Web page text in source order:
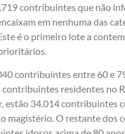
contribuintes que não
em nenhuma das
é o primeiro lote a
contribuintes entre 60 e
residentes no
estão 34.014 contribuintes
magistério. O restante dos